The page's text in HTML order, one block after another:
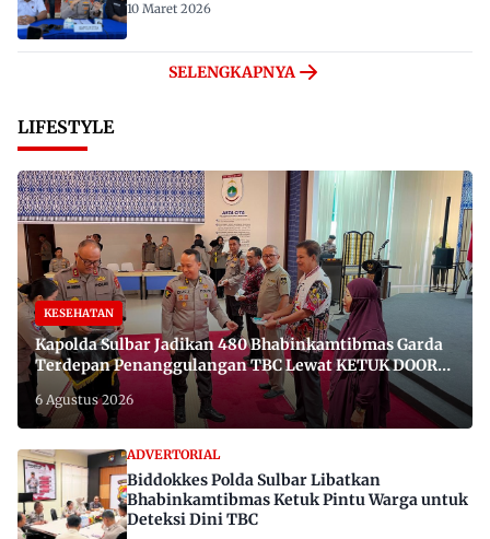
10 Maret 2026
SELENGKAPNYA
LIFESTYLE
KESEHATAN
Kapolda Sulbar Jadikan 480 Bhabinkamtibmas Garda
Terdepan Penanggulangan TBC Lewat KETUK DOORS
di 650 Desa
6 Agustus 2026
ADVERTORIAL
Biddokkes Polda Sulbar Libatkan
Bhabinkamtibmas Ketuk Pintu Warga untuk
Deteksi Dini TBC